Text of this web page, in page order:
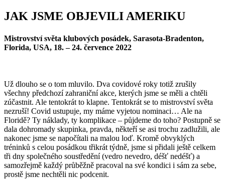
JAK JSME OBJEVILI AMERIKU
Mistrovství světa klubových posádek, Sarasota-Bradenton,
Florida, USA, 18. – 24. července 2022
Už dlouho se o tom mluvilo. Dva covidové roky totiž zrušily
všechny předchozí zahraniční akce, kterých jsme se měli a chtěli
zúčastnit. Ale tentokrát to klapne. Tentokrát se to mistrovství světa
nezruší! Covid ustupuje, my máme vyjetou nominaci… Ale na
Floridě? Ty náklady, ty komplikace – půjdeme do toho? Postupně se
dala dohromady skupinka, pravda, někteří se asi trochu zadlužili, ale
nakonec jsme se napočítali na malou loď. Kromě obvyklých
tréninků s celou posádkou třikrát týdně, jsme si přidali ještě celkem
tři dny společného soustředění (vedro nevedro, déšť nedéšť) a
samozřejmě každý průběžně pracoval na své kondici i sám za sebe,
prostě jsme nechtěli nic podcenit.